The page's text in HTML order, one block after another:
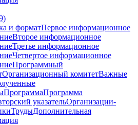
и форматПервое информационное
Второе информационное
Третье информационное
Четвертое информационное
Программный
Организационный комитетВажные
ПрограммаПрограмма
указательОрганизации-
ТрудыДополнительная